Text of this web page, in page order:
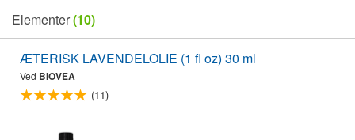
Elementer(10)
ÆTERISK LAVENDELOLIE (1 fl oz) 30 ml
Ved BIOVEA
(11)